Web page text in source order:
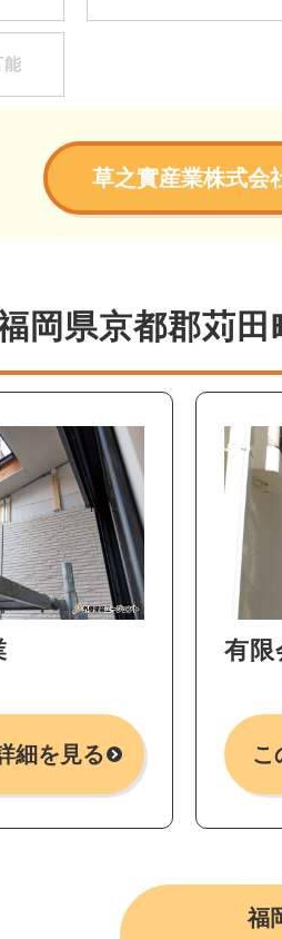
能
草之實産業株式会
岡県京都郡苅
細を見る
有限
こ
福